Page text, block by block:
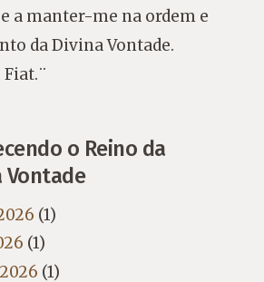
a manter-me na ordem e
da Divina Vontade.
o Reino da
Vontade
(1)
(1)
(1)